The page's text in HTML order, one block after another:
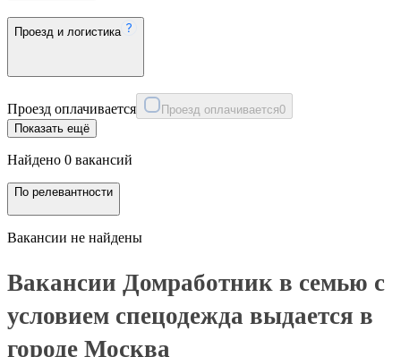
Проезд и логистика
Проезд оплачивается Проезд оплачивается0
Показать ещё
Найдено 0 вакансий
По релевантности
Вакансии не найдены
Вакансии Домработник в семью с
условием спецодежда выдается в
городе Москва